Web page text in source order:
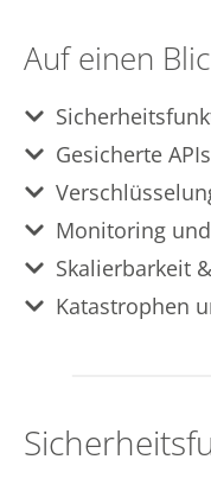
Auf einen
Gesicherte APIs
Monitoring
Skalierbarkeit
Katastrophen